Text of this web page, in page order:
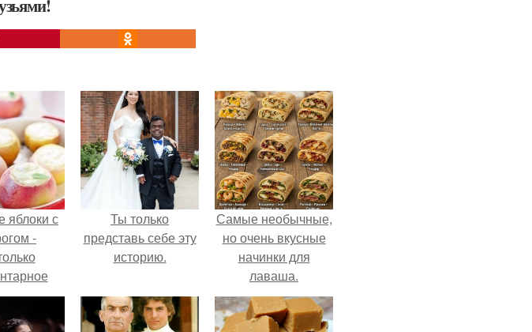
яблоки с
-
что
их
Ты только
представь себе эту
историю.
Самые необычные,
но очень вкусные
начинки для
лаваша.